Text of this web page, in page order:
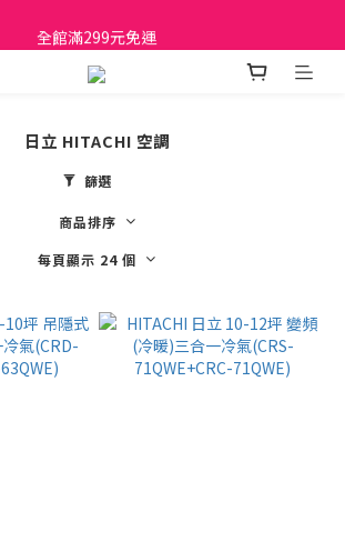
、國際牌 原廠管制價格 私訊優惠價
全館滿299元免運
、國際牌 原廠管制價格 私訊優惠價
日立 HITACHI 空調
篩選
商品排序
每頁顯示 24 個